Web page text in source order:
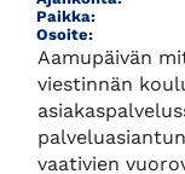
Paikka:
Osoite:
Aamupäivän
viestinnän
vaativien